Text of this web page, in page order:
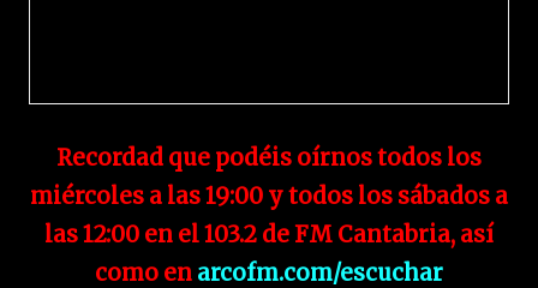
Recordad que podéis oírnos todos los
miércoles a las 19:00 y todos los sábados a
las 12:00 en el 103.2 de FM Cantabria, así
como en arcofm.com/escuchar